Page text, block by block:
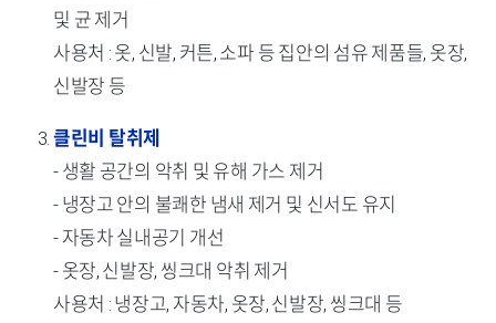
및 균 제거
사용처 : 옷, 신발, 커튼, 소파 등 집안의 섬유 제품들, 옷장,
신발장 등
클린비 탈취제
- 생활 공간의 악취 및 유해 가스 제거
- 냉장고 안의 불쾌한 냄새 제거 및 신서도 유지
- 자동차 실내공기 개선
- 옷장, 신발장, 씽크대 악취 제거
사용처 : 냉장고, 자동차, 옷장, 신발장, 씽크대 등